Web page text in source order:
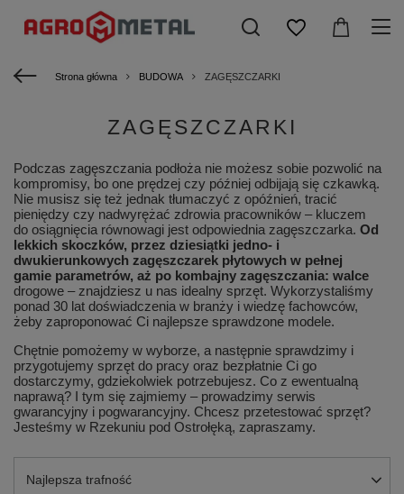
Strona główna BUDOWA ZAGĘSZCZARKI
ZAGĘSZCZARKI
Podczas zagęszczania podłoża nie możesz sobie pozwolić na
kompromisy, bo one prędzej czy później odbijają się czkawką.
Nie musisz się też jednak tłumaczyć z opóźnień, tracić
pieniędzy czy nadwyrężać zdrowia pracowników – kluczem
do osiągnięcia równowagi jest odpowiednia zagęszczarka. Od
lekkich skoczków, przez dziesiątki jedno- i
dwukierunkowych zagęszczarek płytowych w pełnej
gamie parametrów, aż po kombajny zagęszczania: walce
drogowe – znajdziesz u nas idealny sprzęt. Wykorzystaliśmy
ponad 30 lat doświadczenia w branży i wiedzę fachowców,
żeby zaproponować Ci najlepsze sprawdzone modele.
Chętnie pomożemy w wyborze, a następnie sprawdzimy i
przygotujemy sprzęt do pracy oraz bezpłatnie Ci go
dostarczymy, gdziekolwiek potrzebujesz. Co z ewentualną
naprawą? I tym się zajmiemy – prowadzimy serwis
gwarancyjny i pogwarancyjny. Chcesz przetestować sprzęt?
Jesteśmy w Rzekuniu pod Ostrołęką, zapraszamy.
Zmień sortowanie
Najlepsza trafność